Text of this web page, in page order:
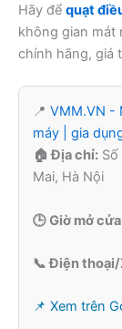
Hãy để quạt
không gian mát
chính hãng, giá
📍 VMM.VN -
máy | gia
🏠 Địa chỉ:
Mai, Hà Nội
🕒 Giờ mở
📞 Điện
📌 Xem trên